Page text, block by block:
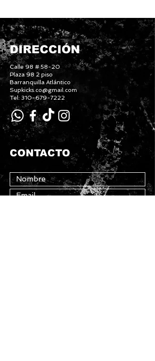
DIRECCIÓN
Calle 98 # 58-20
Plaza 98 2 piso
Barranquilla Atlántico
Supkicks.co@gmail.com
Tel: 310-679-7222
CONTACTO